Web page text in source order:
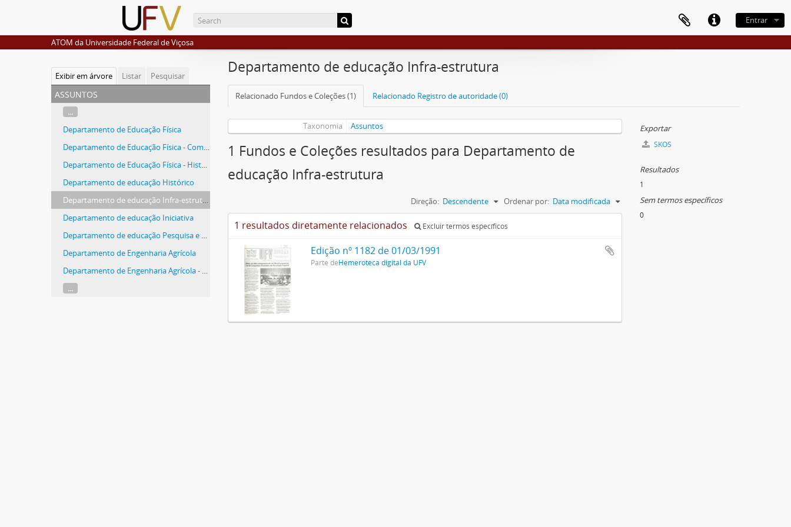
Entrar
ATOM da Universidade Federal de Viçosa
Exibir em árvore Listar Pesquisar
assuntos
...
Departamento de Educação Física
Departamento de Educação Física - Comemoração
Departamento de Educação Física - Histórico
Departamento de educação Histórico
Departamento de educação Infra-estrutura
Departamento de educação Iniciativa
Departamento de educação Pesquisa e Extensão
Departamento de Engenharia Agrícola
Departamento de Engenharia Agrícola - Histórico
...
Departamento de educação Infra-estrutura
Relacionado Fundos e Coleções (1) Relacionado Registro de autoridade (0)
Taxonomia Assuntos
1 Fundos e Coleções resultados para Departamento de
educação Infra-estrutura
Ordenar por: Data modificada
Direção: Descendente
1 resultados diretamente relacionados Excluir termos específicos
Edição nº 1182 de 01/03/1991
Parte deHemeroteca digital da UFV
Exportar
SKOS
Resultados
1
Sem termos específicos
0